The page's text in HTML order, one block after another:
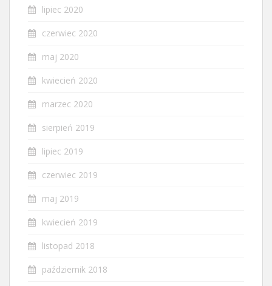
lipiec 2020
czerwiec 2020
maj 2020
kwiecień 2020
marzec 2020
sierpień 2019
lipiec 2019
czerwiec 2019
maj 2019
kwiecień 2019
listopad 2018
październik 2018